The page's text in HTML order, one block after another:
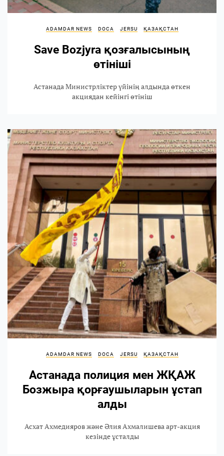
ADAMDAR NEWS DOCA JERSU ҚАЗАҚСТАН
Save Bozjyra қозғалысының
өтініші
Астанада Министрліктер үйінің алдында өткен
акциядан кейінгі өтініш
ADAMDAR NEWS DOCA JERSU ҚАЗАҚСТАН
Астанада полиция мен ЖҚАЖ
Бозжыра қорғаушыларын ұстап
алды
Асхат Ахмедияров және Әлия Ахмалишева арт-акция
кезінде ұсталды